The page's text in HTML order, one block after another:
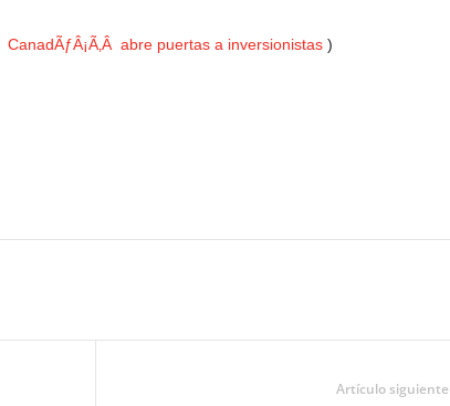
CanadÃƒÂ¡Ã‚Â abre puertas a inversionistas)
Artículo siguiente